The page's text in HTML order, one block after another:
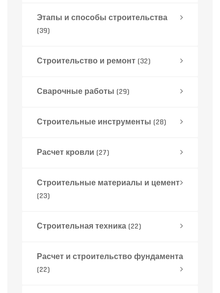
Этапы и способы строительства
(39)
Строительство и ремонт (32)
Сварочные работы (29)
Строительные инструменты (28)
Расчет кровли (27)
Строительные материалы и цемент
(23)
Строительная техника (22)
Расчет и строительство фундамента
(22)